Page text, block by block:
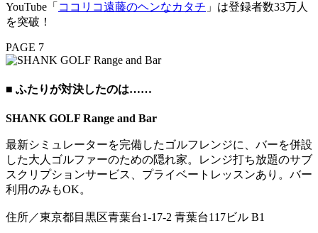
YouTube「 ココリコ遠藤のヘンなカタチ 」は登録者数33万人
を突破！
PAGE 7
■ ふたりが対決したのは……
SHANK GOLF Range and Bar
最新シミュレーターを完備したゴルフレンジに、バーを併設
した大人ゴルファーのための隠れ家。レンジ打ち放題のサブ
スクリプションサービス、プライベートレッスンあり。バー
利用のみもOK。
住所／東京都目黒区青葉台1-17-2 青葉台117ビル B1